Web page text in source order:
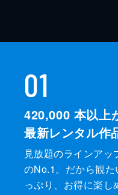
01
420,000 本以上
最新レンタル作
見放題のラインアッ
のNo.1。だから観た
っぷり、お得に楽し